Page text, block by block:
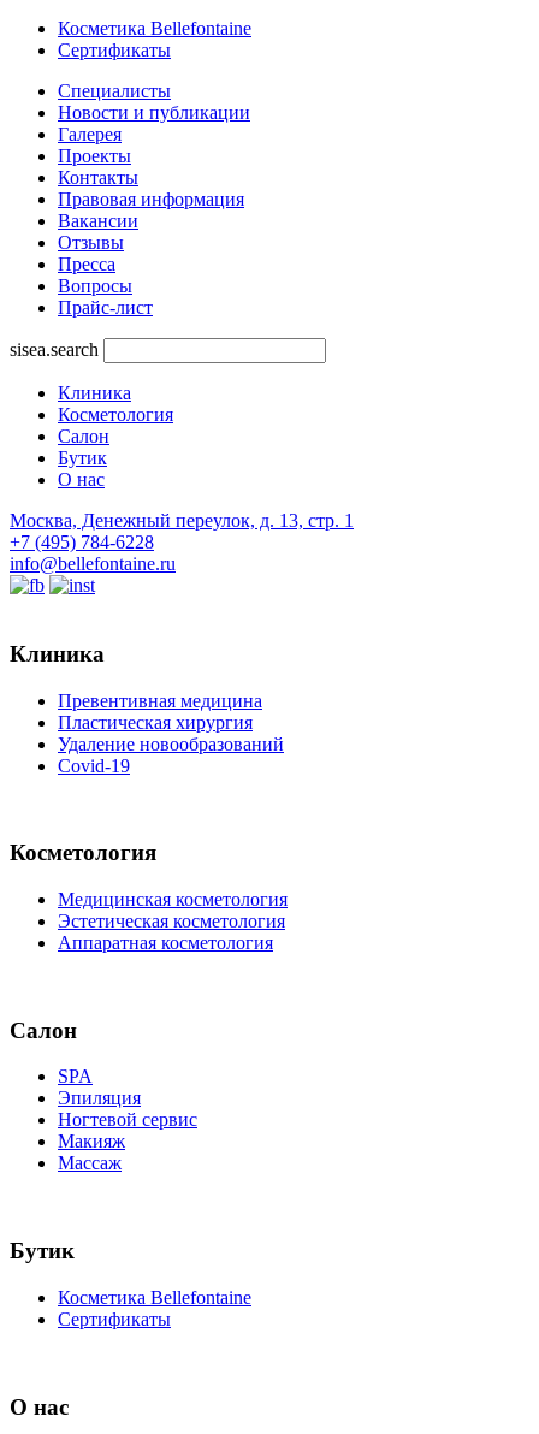
Косметика Bellefontaine
Сертификаты
Специалисты
Новости и публикации
Галерея
Проекты
Контакты
Правовая информация
Вакансии
Отзывы
Пресса
Вопросы
Прайс-лист
sisea.search
Клиника
Косметология
Салон
Бутик
О нас
Москва, Денежный переулок, д. 13, стр. 1
+7 (495) 784-6228
info@bellefontaine.ru
Клиника
Превентивная медицина
Пластическая хирургия
Удаление новообразований
Covid-19
Косметология
Медицинская косметология
Эстетическая косметология
Аппаратная косметология
Салон
SPA
Эпиляция
Ногтевой сервис
Макияж
Массаж
Бутик
Косметика Bellefontaine
Сертификаты
О нас